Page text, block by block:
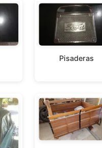
Pisaderas